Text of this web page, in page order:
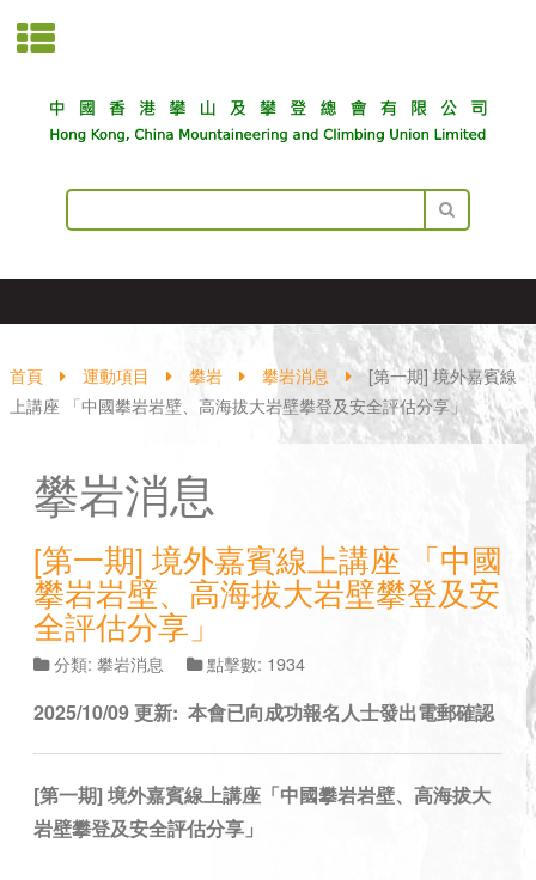
首頁 運動項目 攀岩 攀岩消息
[第一期] 境外嘉賓線
上講座 「中國攀岩岩壁、高海拔大岩壁攀登及安全評估分享」
攀岩消息
[第一期] 境外嘉賓線上講座 「中國
攀岩岩壁、高海拔大岩壁攀登及安
全評估分享」
分類: 攀岩消息 點擊數: 1934
2025/10/09 更新: 本會已向成功報名人士發出電郵確認
[第一期] 境外嘉賓線上講座「中國攀岩岩壁、高海拔大
岩壁攀登及安全評估分享」